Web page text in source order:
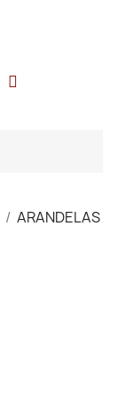
ARANDELAS